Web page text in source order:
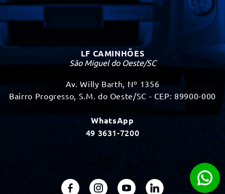
LF CAMINHÕES
São Miguel do Oeste/SC
Av. Willy Barth, Nº 1356
Bairro Progresso, S.M. do Oeste/SC - CEP: 89900-000
WhatsApp
49 3631-7200